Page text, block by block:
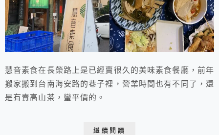
慧音素食在長榮路上是已經賣很久的美味素食餐廳，前年
搬家搬到台南海安路的巷子裡，營業時間也有不同了，還
是有賣高山茶，蠻平價的。
繼續閱讀